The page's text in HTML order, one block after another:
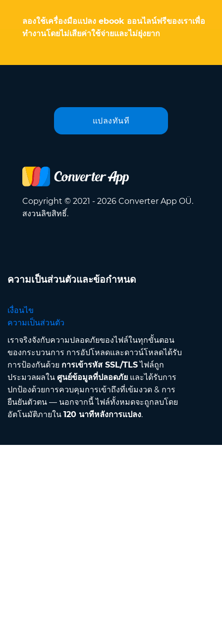
ลองใช้เครื่องมือแปลง ebook ออนไลน์ฟรีของเราเพื่อ
ทำงานโดยไม่เสียค่าใช้จ่ายและไม่ยุ่งยาก
แปลงทันที
Copyright © 2021 - 2026 Converter App OÜ.
สงวนลิขสิทธิ์.
ความเป็นส่วนตัวและข้อกำหนด
เงื่อนไข
ความเป็นส่วนตัว
เราจริงจังกับความปลอดภัยของไฟล์ในทุกขั้นตอน
ของกระบวนการ การอัปโหลดและดาวน์โหลดได้รับ
การป้องกันด้วย การเข้ารหัส SSL/TLSไฟล์ถูก
ประมวลผลใน ศูนย์ข้อมูลที่ปลอดภัย และได้รับการ
ปกป้องด้วยการควบคุมการเข้าถึงที่เข้มงวด & การ
ยืนยันตัวตน — นอกจากนี้ ไฟล์ทั้งหมดจะถูกลบโดย
อัตโนมัติภายใน 120 นาทีหลังการแปลง.